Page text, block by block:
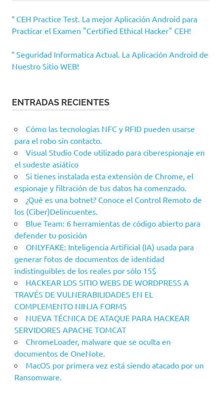
° CEH Practice Test. La mejor Aplicación Android para
Practicar el Examen "Certified Ethical Hacker" CEH!
° Seguridad Informatica Actual. La Aplicación Android de
Nuestro Sitio WEB!
ENTRADAS RECIENTES
Cómo las tecnologías NFC y RFID pueden usarse
para el robo sin contacto.
Visual Studio Code utilizado para ciberespionaje en
el sudeste asiático
Si tienes instalada esta extensión de Chrome, el
espionaje y filtración de tus datos ha comenzado.
¿Qué es una botnet? Conoce el Control Remoto de
los (Ciber)Delincuentes.
Blue Team: 6 herramientas de código abierto para
defender tu posición
ONLYFAKE: Inteligencia Artificial (IA) usada para
generar fotos de documentos de identidad
indistinguibles de los reales por sólo 15$
HACKEAR LOS SITIO WEBS DE WORDPRESS A
TRAVÉS DE VULNERABILIDADES EN EL
COMPLEMENTO NINJA FORMS
NUEVA TÉCNICA DE ATAQUE PARA HACKEAR
SERVIDORES APACHE TOMCAT
ChromeLoader, malware que se oculta en
documentos de OneNote.
MacOS por primera vez está siendo atacado por un
Ransomware.